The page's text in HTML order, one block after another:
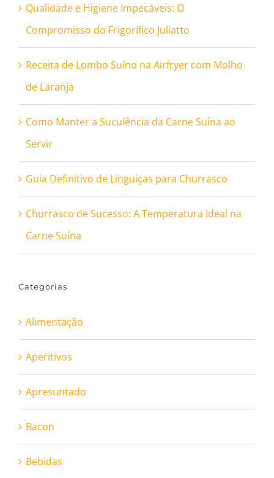
Qualidade e Higiene Impecáveis: O
Compromisso do Frigorífico Juliatto
Receita de Lombo Suíno na Airfryer com Molho
de Laranja
Como Manter a Suculência da Carne Suína ao
Servir
Guia Definitivo de Linguiças para Churrasco
Churrasco de Sucesso: A Temperatura Ideal na
Carne Suína
Categorias
Alimentação
Aperitivos
Apresuntado
Bacon
Bebidas